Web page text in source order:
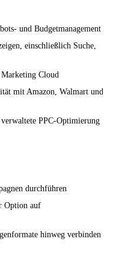
und Budgetmanagement
einschließlich Suche,
Cloud
mit Amazon, Walmart und
PPC-Optimierung
durchführen
Option auf
hinweg verbinden